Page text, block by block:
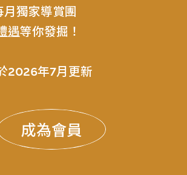
獨家導賞團
遇等你發掘！
2026年7月更新
成為會員